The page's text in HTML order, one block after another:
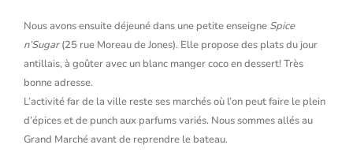
Nous avons ensuite déjeuné dans une petite enseigne Spice
n’Sugar(25 rue Moreau de Jones). Elle propose des plats du jour
antillais, à goûter avec un blanc manger coco en dessert! Très
bonne adresse.
L’activité far de la ville reste ses marchés où l’on peut faire le plein
d’épices et de punch aux parfums variés. Nous sommes allés au
Grand Marché avant de reprendre le bateau.